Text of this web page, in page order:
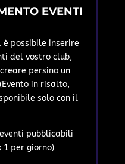
EVENTI
è possibile inserire
del vostro club,
persino un
in risalto,
solo con il
pubblicabili
per giorno)